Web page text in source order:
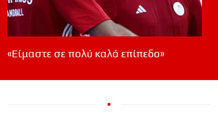
«Είμαστε σε πολύ καλό επίπεδο»